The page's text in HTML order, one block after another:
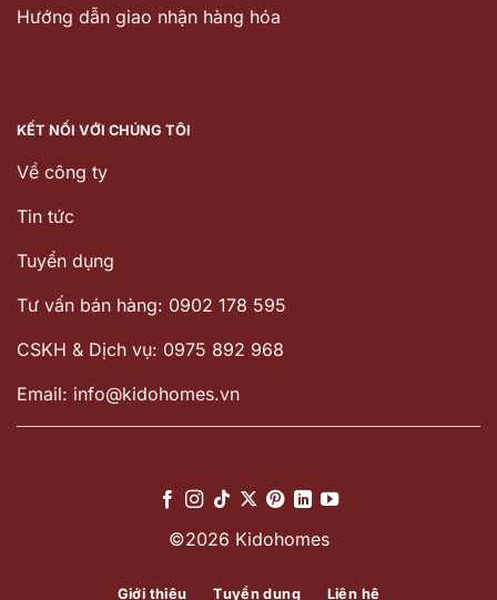
Hướng dẫn giao nhận hàng hóa
KẾT NỐI VỚI CHÚNG TÔI
Về công ty
Tin tức
Tuyển dụng
Tư vấn bán hàng: 0902 178 595
CSKH & Dịch vụ: 0975 892 968
Email: info@kidohomes.vn
©2026 Kidohomes
Giới thiệu Tuyển dụng Liên hệ